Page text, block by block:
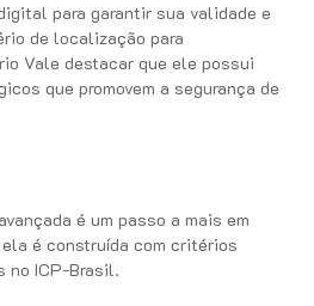
para garantir sua validade e
de localização para
Vale destacar que ele possui
que promovem a segurança de
é um passo a mais em
é construída com critérios
no ICP-Brasil.